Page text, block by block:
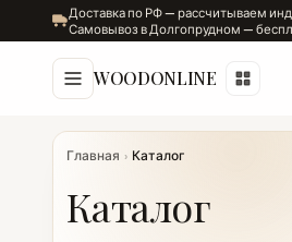
Доставка по РФ — рассчитываем
Самовывоз в Долгопрудном —
WOODONLINE
Главная › Каталог
Каталог